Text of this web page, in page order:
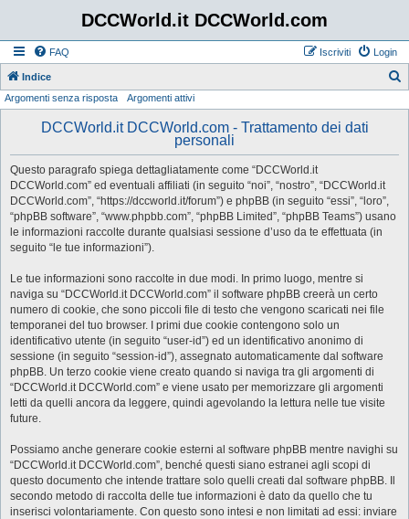
DCCWorld.it DCCWorld.com
FAQ Login
Iscriviti
Indice
Argomenti senza risposta Argomenti attivi
DCCWorld.it DCCWorld.com - Trattamento dei dati
personali
Questo paragrafo spiega dettagliatamente come “DCCWorld.it
DCCWorld.com” ed eventuali affiliati (in seguito “noi”, “nostro”, “DCCWorld.it
DCCWorld.com”, “https://dccworld.it/forum”) e phpBB (in seguito “essi”, “loro”,
“phpBB software”, “www.phpbb.com”, “phpBB Limited”, “phpBB Teams”) usano
le informazioni raccolte durante qualsiasi sessione d’uso da te effettuata (in
seguito “le tue informazioni”).
Le tue informazioni sono raccolte in due modi. In primo luogo, mentre si
naviga su “DCCWorld.it DCCWorld.com” il software phpBB creerà un certo
numero di cookie, che sono piccoli file di testo che vengono scaricati nei file
temporanei del tuo browser. I primi due cookie contengono solo un
identificativo utente (in seguito “user-id”) ed un identificativo anonimo di
sessione (in seguito “session-id”), assegnato automaticamente dal software
phpBB. Un terzo cookie viene creato quando si naviga tra gli argomenti di
“DCCWorld.it DCCWorld.com” e viene usato per memorizzare gli argomenti
letti da quelli ancora da leggere, quindi agevolando la lettura nelle tue visite
future.
Possiamo anche generare cookie esterni al software phpBB mentre navighi su
“DCCWorld.it DCCWorld.com”, benché questi siano estranei agli scopi di
questo documento che intende trattare solo quelli creati dal software phpBB. Il
secondo metodo di raccolta delle tue informazioni è dato da quello che tu
inserisci volontariamente. Con questo sono intesi e non limitati ad essi: inviare